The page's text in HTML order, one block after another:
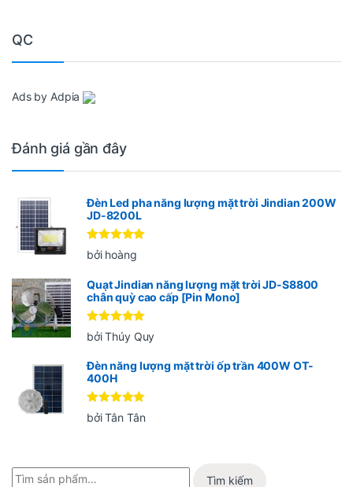
QC
Ads by Adpia
Đánh giá gần đây
Đèn Led pha năng lượng mặt trời Jindian 200W
JD-8200L
Được xếp
hạng55
bởi hoàng
Quạt Jindian năng lượng mặt trời JD-S8800
chân quỳ cao cấp [Pin Mono]
Được xếp
hạng 5 5
bởi Thúy Quy
Đèn năng lượng mặt trời ốp trần 400W OT-
400H
Được xếp
hạng 55
bởi Tân Tân
Tìm kiếm